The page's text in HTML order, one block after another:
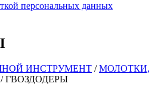
персональных данных
ИНСТРУМЕНТ /МОЛОТКИ,
/ГВОЗДОДЕРЫ